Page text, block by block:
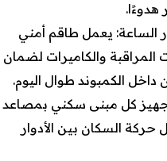
هدوءًا.
الساعة: يعمل طاقم أمني
والكاميرات لضمان
الكمبوند طوال اليوم.
كل مبنى سكني بمصاعد
حركة السكان بين الأدوار